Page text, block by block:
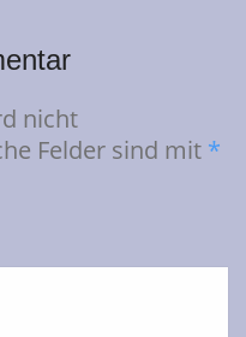
nicht
Felder sind mit *